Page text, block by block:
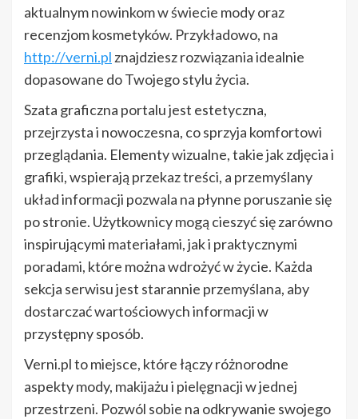
aktualnym nowinkom w świecie mody oraz
recenzjom kosmetyków. Przykładowo, na
http://verni.pl znajdziesz rozwiązania idealnie
dopasowane do Twojego stylu życia.
Szata graficzna portalu jest estetyczna,
przejrzysta i nowoczesna, co sprzyja komfortowi
przeglądania. Elementy wizualne, takie jak zdjęcia i
grafiki, wspierają przekaz treści, a przemyślany
układ informacji pozwala na płynne poruszanie się
po stronie. Użytkownicy mogą cieszyć się zarówno
inspirującymi materiałami, jak i praktycznymi
poradami, które można wdrożyć w życie. Każda
sekcja serwisu jest starannie przemyślana, aby
dostarczać wartościowych informacji w
przystępny sposób.
Verni.pl to miejsce, które łączy różnorodne
aspekty mody, makijażu i pielęgnacji w jednej
przestrzeni. Pozwól sobie na odkrywanie swojego